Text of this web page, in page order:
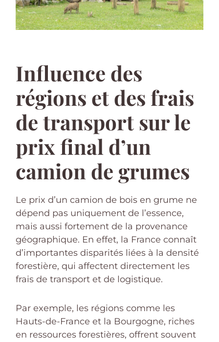
Influence des
régions et des frais
de transport sur le
prix final d’un
camion de grumes
Le prix d’un camion de bois en grume ne
dépend pas uniquement de l’essence,
mais aussi fortement de la provenance
géographique. En effet, la France connaît
d’importantes disparités liées à la densité
forestière, qui affectent directement les
frais de transport et de logistique.
Par exemple, les régions comme les
Hauts-de-France et la Bourgogne, riches
en ressources forestières, offrent souvent